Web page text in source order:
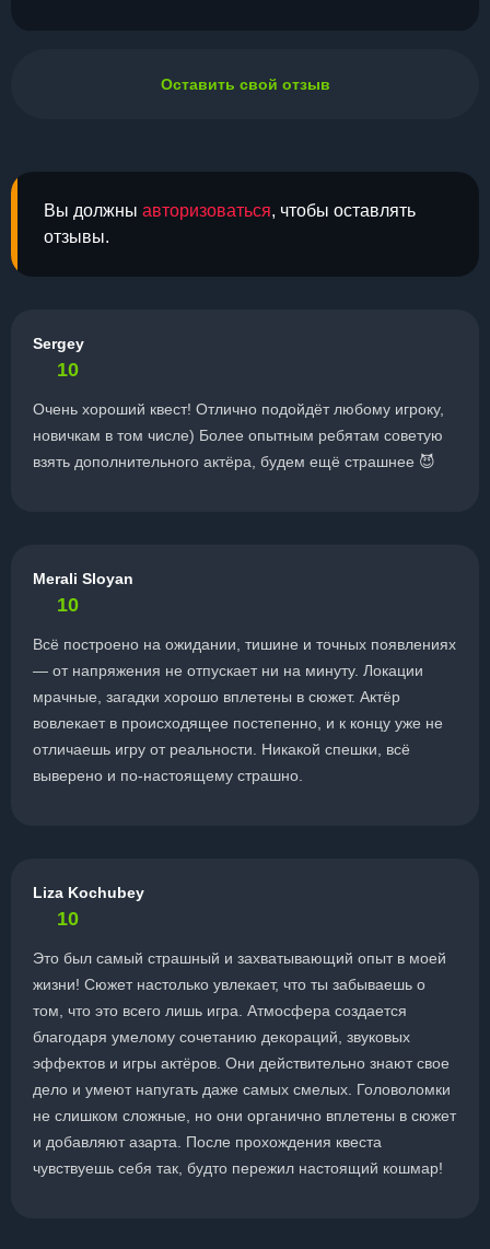
Вы должны авторизоваться, чтобы оставлять
отзывы.
Sergey
10
Очень хороший квест! Отлично подойдёт любому игроку,
новичкам в том числе) Более опытным ребятам советую
взять дополнительного актёра, будем ещё страшнее 😈
Merali Sloyan
10
Всё построено на ожидании, тишине и точных появлениях
— от напряжения не отпускает ни на минуту. Локации
мрачные, загадки хорошо вплетены в сюжет. Актёр
вовлекает в происходящее постепенно, и к концу уже не
отличаешь игру от реальности. Никакой спешки, всё
выверено и по-настоящему страшно.
Liza Kochubey
10
Это был самый страшный и захватывающий опыт в моей
жизни! Сюжет настолько увлекает, что ты забываешь о
том, что это всего лишь игра. Атмосфера создается
благодаря умелому сочетанию декораций, звуковых
эффектов и игры актёров. Они действительно знают свое
дело и умеют напугать даже самых смелых. Головоломки
не слишком сложные, но они органично вплетены в сюжет
и добавляют азарта. После прохождения квеста
чувствуешь себя так, будто пережил настоящий кошмар!
Оставить свой отзыв